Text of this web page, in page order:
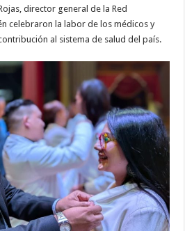
director general de la Red
celebraron la labor de los médicos y
al sistema de salud del país.